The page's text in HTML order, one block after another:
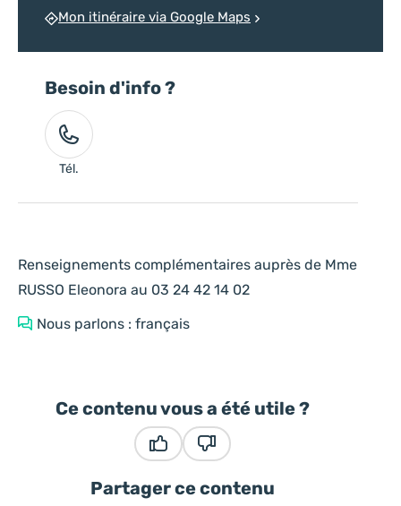
Renseignements complémentaires auprès de Mme
RUSSO Eleonora au 03 24 42 14 02
Nous parlons : français
Mon itinéraire via Google Maps
Besoin d'info ?
Tél.
Ce contenu vous a été utile ?
Partager ce contenu